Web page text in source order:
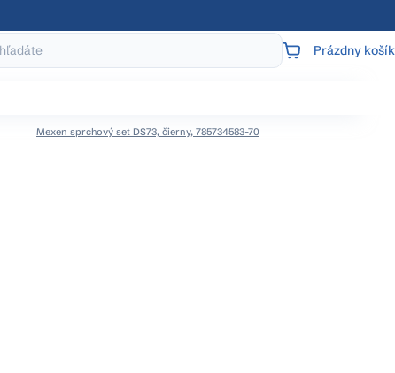
NÁKUPNÝ
Prázdny košík
Mexen sprchový set DS73, čierny, 785734583-70